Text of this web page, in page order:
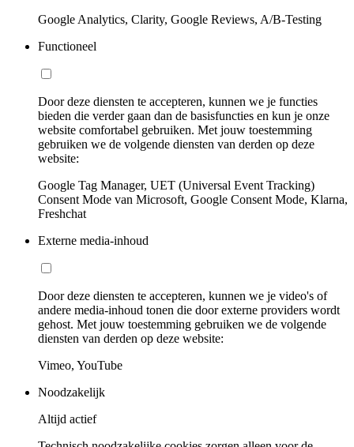
Google Analytics, Clarity, Google Reviews, A/B-Testing
Functioneel
Door deze diensten te accepteren, kunnen we je functies
bieden die verder gaan dan de basisfuncties en kun je onze
website comfortabel gebruiken. Met jouw toestemming
gebruiken we de volgende diensten van derden op deze
website:
Google Tag Manager, UET (Universal Event Tracking)
Consent Mode van Microsoft, Google Consent Mode, Klarna,
Freshchat
Externe media-inhoud
Door deze diensten te accepteren, kunnen we je video's of
andere media-inhoud tonen die door externe providers wordt
gehost. Met jouw toestemming gebruiken we de volgende
diensten van derden op deze website:
Vimeo, YouTube
Noodzakelijk
Altijd actief